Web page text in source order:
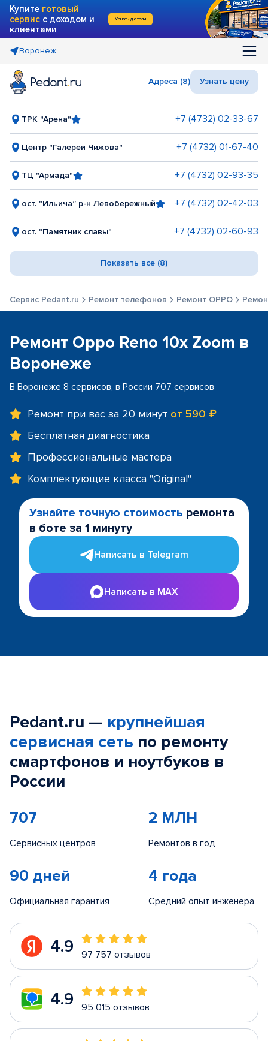
Купите готовый
сервис с доходом и
клиентами
Узнать детали
Воронеж
Адреса (8) Узнать цену
ТРК "Арена" +7 (4732) 02-33-67
Центр "Галереи Чижова" +7 (4732) 01-67-40
ТЦ "Армада" +7 (4732) 02-93-35
ост. "Ильича” р-н Левобережный +7 (4732) 02-42-03
ост. "Памятник славы" +7 (4732) 02-60-93
Показать все (8)
Сервис Pedant.ru Ремонт телефонов Ремонт OPPO
Ремонт Oppo Reno 10x Zoom в
Воронеже
В Воронеже 8 сервисов, в России 707 сервисов
Ремонт при вас за 20 минут от 590 ₽
Бесплатная диагностика
Профессиональные мастера
Комплектующие класса "Original"
Узнайте точную стоимость ремонта
в боте за 1 минуту
Написать в Telegram
Написать в MAX
Pedant.ru — крупнейшая
сервисная сеть по ремонту
смартфонов и ноутбуков в
России
707
Сервисных центров
2 МЛН
Ремонтов в год
90 дней
Официальная гарантия
4 года
Средний опыт инженера
4.9 97 757 отзывов
4.9 95 015 отзывов